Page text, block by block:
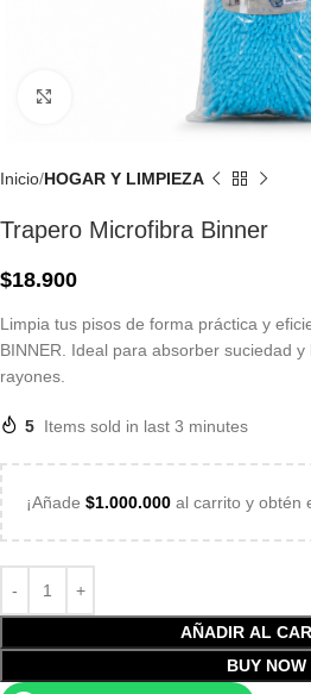
Inicio HOGAR Y LIMPIEZA
Trapero Microfibra Binner
$18.900
Limpia tus pisos de forma práctica y
BINNER. Ideal para absorber suciedad
rayones.
5 Items sold in last 3 minutes
¡Añade $1.000.000 al carrito y obtén
AÑADIR AL
BUY NOW